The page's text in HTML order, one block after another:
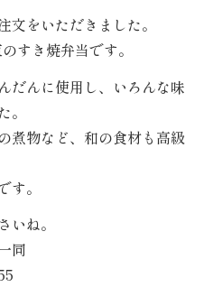
をいただきました。
すき焼弁当です。
だんに使用し、いろんな味
煮物など、和の食材も高級
。
ね。
同